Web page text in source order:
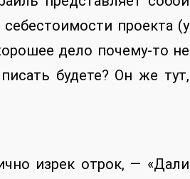
проекта (у
дело почему-то не
будете? Он же тут,
изрек отрок, — «Дали